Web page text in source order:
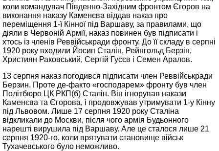
коли командувач Південно-Західним фронтом Єгоров на
виконання наказу Каменєва віддав наказ про
переміщення 1-ї Кінної під Варшаву, за правилами, що
діяли в Червоній Армії, наказ повинен був підписати і
хтось із членів Реввійськради фронту. До її складу в серпні
1920 року входили Йосип Сталін, Рейнгольд Берзін,
Християн Раковський, Сергій Гусєв і Семен Аралов.
13 серпня наказ погодився підписати член Реввійськради
Берзин. Проте де-факто «господарем» фронту був член
Політбюро ЦК РКП(б) Сталін. Він ігнорував накази
Каменєва та Єгорова, і продовжував утримувати 1-у Кінну
під Львовом. Лише 17 серпня 1920 року Сталіна
відкликали до Москви, після чого армія Будьонного
нарешті вирушила під Варшаву. Але це сталося лише 21
серпня 1920-го, коли врятувати становище військ
Тухачевського було неможливо.